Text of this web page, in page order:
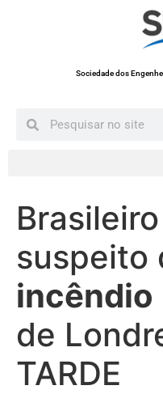
Sociedade dos
suspeito
incêndio
de
TARDE